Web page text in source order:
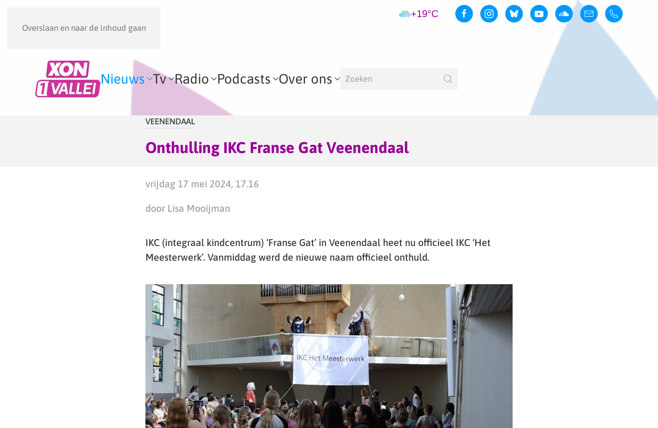
Overslaan en naar de inhoud gaan
+19°C
Nieuws Tv Radio Podcasts Over ons
VEENENDAAL
Onthulling IKC Franse Gat Veenendaal
vrijdag 17 mei 2024, 17.16
door Lisa Mooijman
IKC (integraal kindcentrum) ‘Franse Gat’ in Veenendaal heet nu officieel IKC ‘Het
Meesterwerk’. Vanmiddag werd de nieuwe naam officieel onthuld.